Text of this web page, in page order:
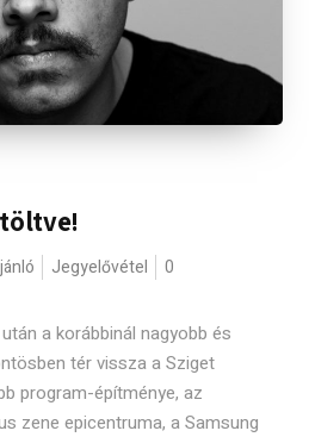
Jegyelővétel
0
a korábbinál nagyobb és
tér vissza a Sziget
program-építménye, az
zene epicentruma, a Samsung